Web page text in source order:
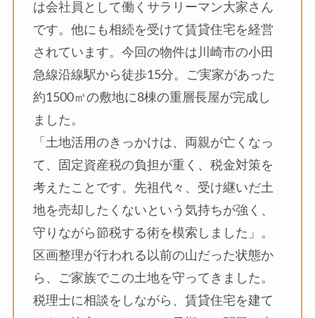
は会社員として働くサラリーマン大家さん
です。他にも相続を受けて賃貸住宅を経営
されています。今回の物件は川崎市の小田
急線沿線駅から徒歩15分。ご実家があった
約1500㎡の敷地に8棟の重層長屋が完成し
ました。
「土地活用のきっかけは、両親が亡くなっ
て、固定資産税の負担が重く、税金対策を
考えたことです。先祖代々、受け継いだ土
地を売却したくないという気持ちが強く、
守りながら節税する術を模索しました」。
区画整理が行われる以前の山だった状態か
ら、ご家族でこの土地を守ってきました。
税理士に相談をしながら、賃貸住宅を建て